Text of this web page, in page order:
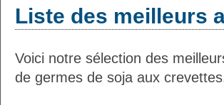
Liste des meilleurs
Voici notre sélection des
de germes de soja aux